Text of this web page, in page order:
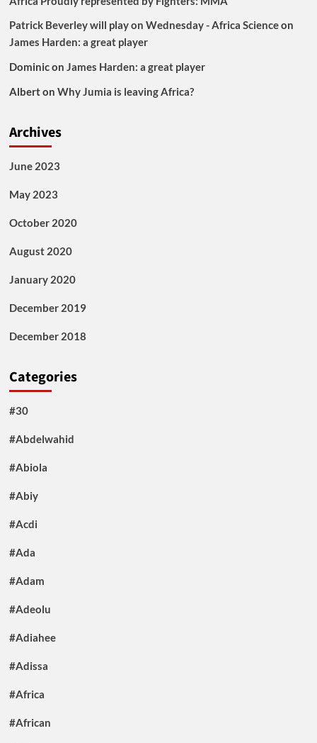
Patrick Beverley will play on Wednesday - Africa Scienceon
James Harden: a great player
Dominicon James Harden: a great player
Alberton Why Jumia is leaving Africa?
Archives
June 2023
May 2023
October 2020
August 2020
January 2020
December 2019
December 2018
Categories
#30
#Abdelwahid
#Abiola
#Abiy
#Acdi
#Ada
#Adam
#Adeolu
#Adiahee
#Adissa
#Africa
#African